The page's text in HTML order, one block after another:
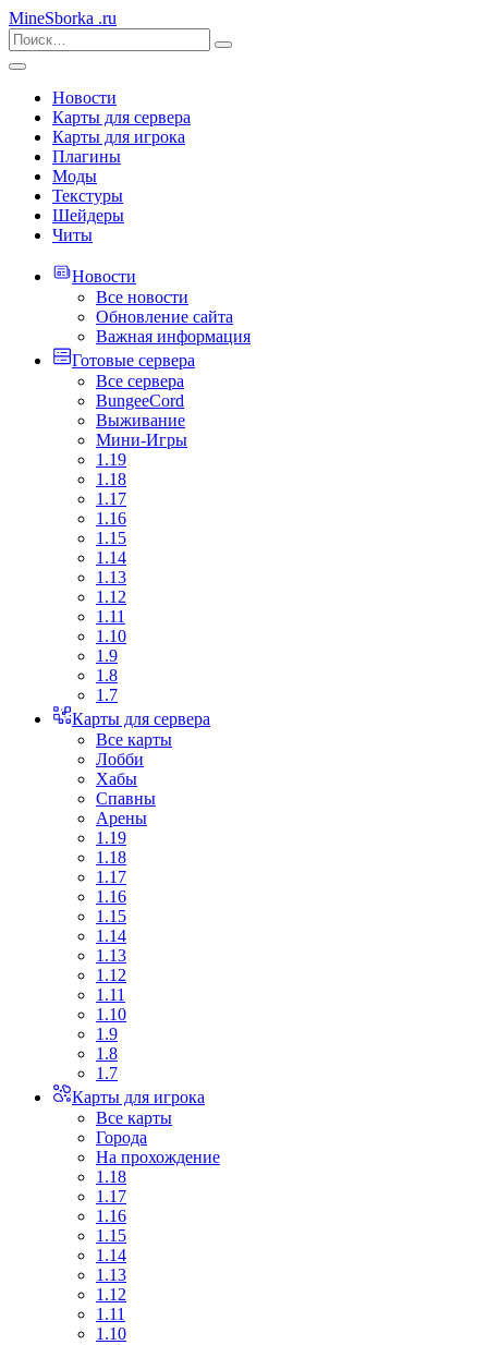
MineSborka .ru
Новости
Карты для сервера
Карты для игрока
Плагины
Моды
Текстуры
Шейдеры
Читы
Новости
Все новости
Обновление сайта
Важная информация
Готовые сервера
Все сервера
BungeeCord
Выживание
Мини-Игры
1.19
1.18
1.17
1.16
1.15
1.14
1.13
1.12
1.11
1.10
1.9
1.8
1.7
Карты для сервера
Все карты
Лобби
Хабы
Спавны
Арены
1.19
1.18
1.17
1.16
1.15
1.14
1.13
1.12
1.11
1.10
1.9
1.8
1.7
Карты для игрока
Все карты
Города
На прохождение
1.18
1.17
1.16
1.15
1.14
1.13
1.12
1.11
1.10